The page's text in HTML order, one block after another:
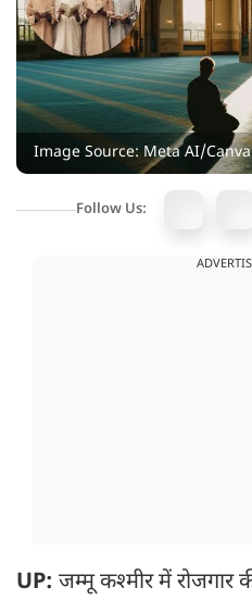
Image Source: Meta AI/Canva
Follow Us:
UP: जम्मू कश्मीर में रोजगार